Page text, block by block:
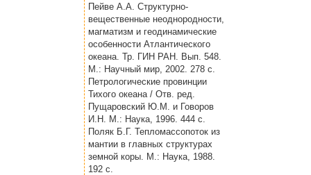
Пейве А.А. Структурно-
вещественные неоднородности,
магматизм и геодинамические
особенности Атлантического
океана. Тр. ГИН РАН. Вып. 548.
М.: Научный мир, 2002. 278 с.
Петрологические провинции
Тихого океана / Отв. ред.
Пущаровский Ю.М. и Говоров
И.Н. М.: Наука, 1996. 444 с.
Поляк Б.Г. Тепломассопоток из
мантии в главных структурах
земной коры. М.: Наука, 1988.
192 с.